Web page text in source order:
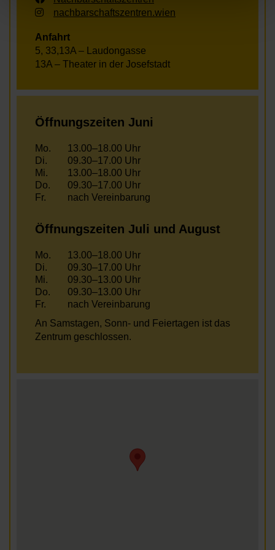
nachbarschaftszentren.wien
Anfahrt
5, 33,13A – Laudongasse
13A – Theater in der Josefstadt
Öffnungszeiten Juni
Mo.
13.00–18.00 Uhr
Di.
09.30–17.00 Uhr
Mi.
13.00–18.00 Uhr
Do.
09.30–17.00 Uhr
Fr.
nach Vereinbarung
Öffnungszeiten Juli und August
Mo.
13.00–18.00 Uhr
Di.
09.30–17.00 Uhr
Mi.
09.30–13.00 Uhr
Do.
09.30–13.00 Uhr
Fr.
nach Vereinbarung
An Samstagen, Sonn- und Feiertagen ist das
Zentrum geschlossen.